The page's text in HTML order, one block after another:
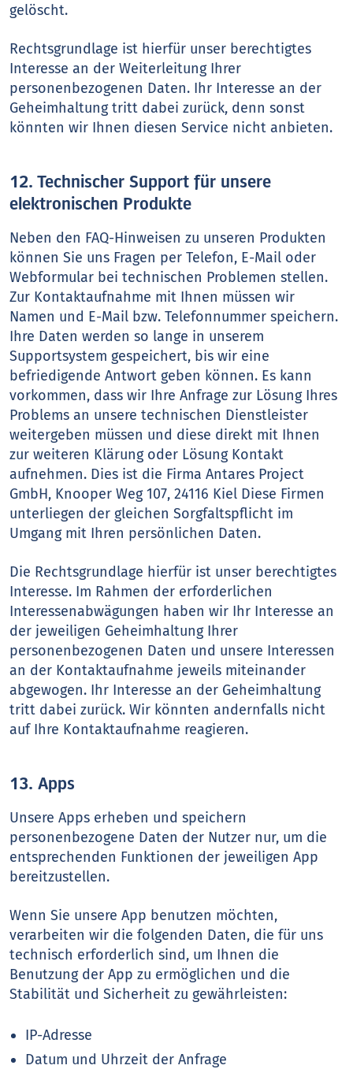
gelöscht.
Rechtsgrundlage ist hierfür unser berechtigtes
Interesse an der Weiterleitung Ihrer
personenbezogenen Daten. Ihr Interesse an der
Geheimhaltung tritt dabei zurück, denn sonst
könnten wir Ihnen diesen Service nicht anbieten.
12. Technischer Support für unsere
elektronischen Produkte
Neben den FAQ-Hinweisen zu unseren Produkten
können Sie uns Fragen per Telefon, E-Mail oder
Webformular bei technischen Problemen stellen.
Zur Kontaktaufnahme mit Ihnen müssen wir
Namen und E-Mail bzw. Telefonnummer speichern.
Ihre Daten werden so lange in unserem
Supportsystem gespeichert, bis wir eine
befriedigende Antwort geben können. Es kann
vorkommen, dass wir Ihre Anfrage zur Lösung Ihres
Problems an unsere technischen Dienstleister
weitergeben müssen und diese direkt mit Ihnen
zur weiteren Klärung oder Lösung Kontakt
aufnehmen. Dies ist die Firma Antares Project
GmbH, Knooper Weg 107, 24116 Kiel Diese Firmen
unterliegen der gleichen Sorgfaltspflicht im
Umgang mit Ihren persönlichen Daten.
Die Rechtsgrundlage hierfür ist unser berechtigtes
Interesse. Im Rahmen der erforderlichen
Interessenabwägungen haben wir Ihr Interesse an
der jeweiligen Geheimhaltung Ihrer
personenbezogenen Daten und unsere Interessen
an der Kontaktaufnahme jeweils miteinander
abgewogen. Ihr Interesse an der Geheimhaltung
tritt dabei zurück. Wir könnten andernfalls nicht
auf Ihre Kontaktaufnahme reagieren.
13. Apps
Unsere Apps erheben und speichern
personenbezogene Daten der Nutzer nur, um die
entsprechenden Funktionen der jeweiligen App
bereitzustellen.
Wenn Sie unsere App benutzen möchten,
verarbeiten wir die folgenden Daten, die für uns
technisch erforderlich sind, um Ihnen die
Benutzung der App zu ermöglichen und die
Stabilität und Sicherheit zu gewährleisten:
IP-Adresse
Datum und Uhrzeit der Anfrage